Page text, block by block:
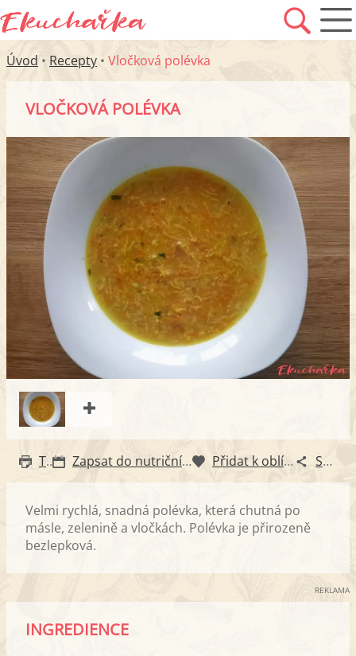
Úvod • Recepty • Vločková polévka
VLOČKOVÁ POLÉVKA
Tisk Zapsat do nutričního diáře Přidat k oblíbeným Sdílet
Velmi rychlá, snadná polévka, která chutná po
másle, zelenině a vločkách. Polévka je přirozeně
bezlepková.
REKLAMA
INGREDIENCE